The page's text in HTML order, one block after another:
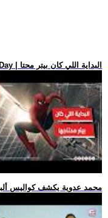
.. فيلم Spider-Man: Brand New Day | البداية اللي كان بيتر محتا
.. محمد عدوية يكشف كواليس